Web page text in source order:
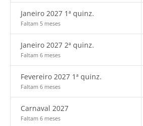
Janeiro 2027 1ª quinz.
Faltam 5 meses
Janeiro 2027 2ª quinz.
Faltam 6 meses
Fevereiro 2027 1ª quinz.
Faltam 6 meses
Carnaval 2027
Faltam 6 meses